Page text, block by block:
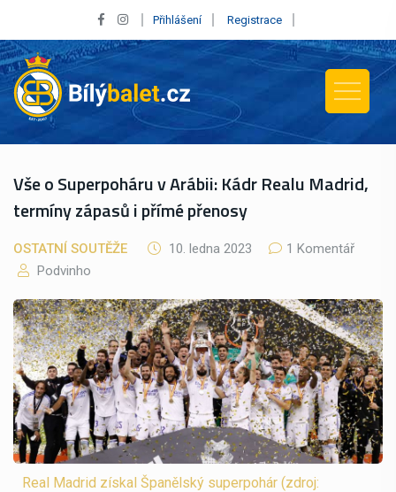
Přihlášení Registrace
Vše o Superpoháru v Arábii: Kádr Realu Madrid,
termíny zápasů i přímé přenosy
OSTATNÍ SOUTĚŽE 10. ledna 2023
1 Komentář
Podvinho
Real Madrid získal Španělský superpohár (zdroj: